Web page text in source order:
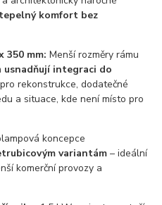
tepelný komfort bez
350 mm: Menší rozměry rámu
usnadňují integraci do
rekonstrukce, dodatečné
a situace, kde není místo pro
koncepce
variantám – ideální
komerční provozy a